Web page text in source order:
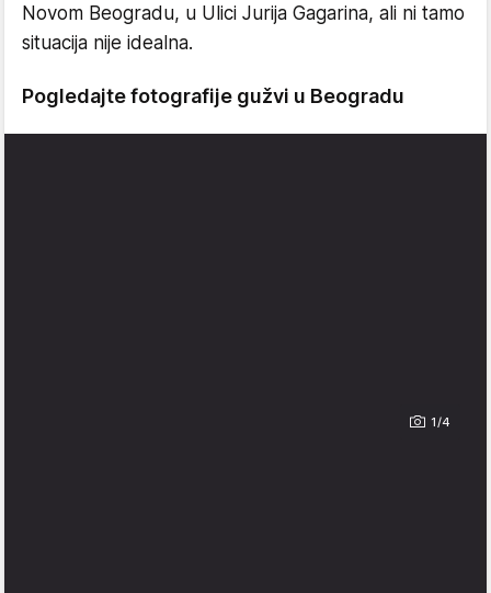
Novom Beogradu, u Ulici Jurija Gagarina, ali ni tamo
situacija nije idealna.
Pogledajte fotografije gužvi u Beogradu
1/4